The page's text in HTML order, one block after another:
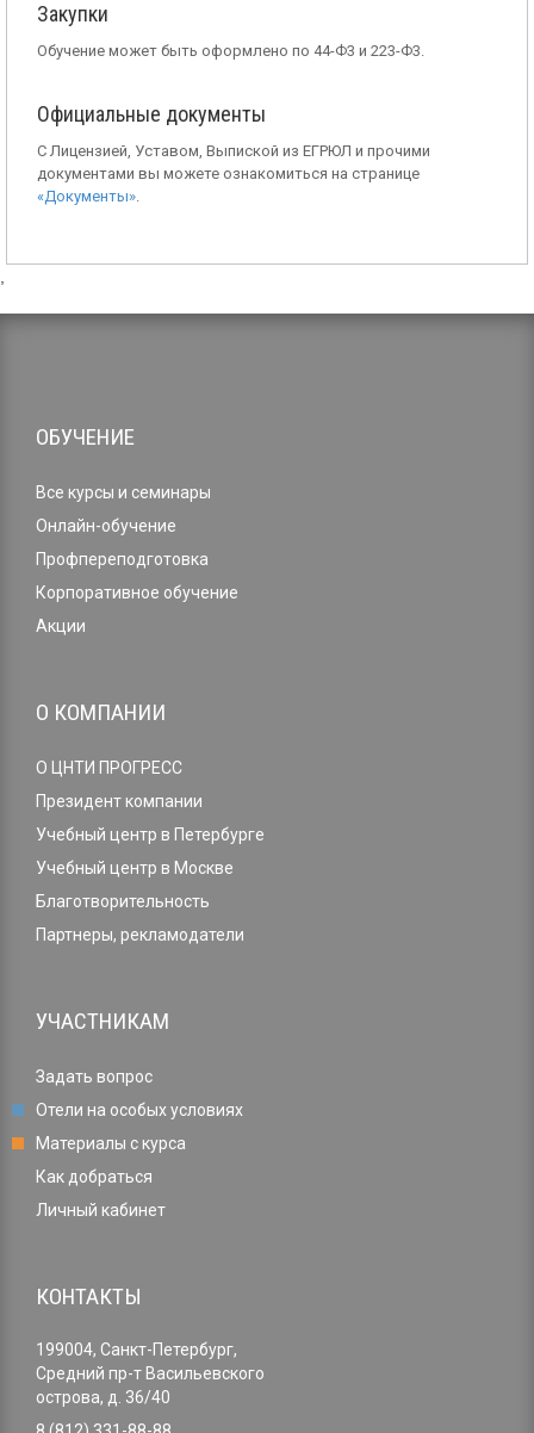
Закупки
Обучение может быть оформлено по 44-Ф3 и 223-Ф3.
Официальные документы
С Лицензией, Уставом, Выпиской из ЕГРЮЛ и прочими
документами вы можете ознакомиться на странице
«Документы».
ОБУЧЕНИЕ
Все курсы и семинары
Онлайн-обучение
Профпереподготовка
Корпоративное обучение
Акции
О КОМПАНИИ
О ЦНТИ ПРОГРЕСС
Президент компании
Учебный центр в Петербурге
Учебный центр в Москве
Благотворительность
Партнеры, рекламодатели
УЧАСТНИКАМ
Задать вопрос
Отели на особых условиях
Материалы с курса
Как добраться
Личный кабинет
КОНТАКТЫ
199004, Санкт-Петербург,
Средний пр-т Васильевского
острова, д. 36/40